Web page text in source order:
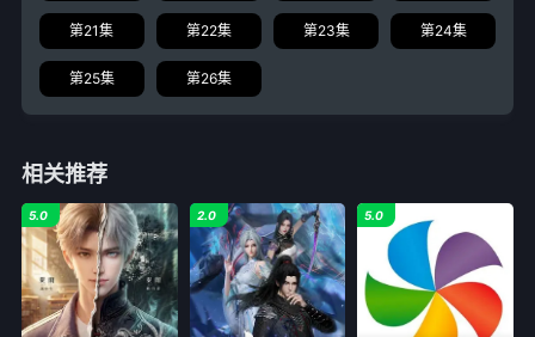
第21集 第22集 第23集 第24集
第25集 第26集
相关推荐
5.0 2.0 5.0